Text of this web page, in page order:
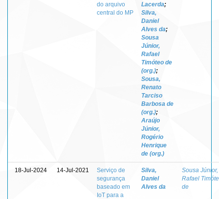
do arquivo
central do MP
Lacerda;
Silva,
Daniel
Alves da;
Sousa
Júnior,
Rafael
Timóteo de
(org.);
Sousa,
Renato
Tarciso
Barbosa de
(org.);
Araújo
Júnior,
Rogério
Henrique
de (org.)
18-Jul-2024 14-Jul-2021
Serviço de
segurança
baseado em
IoT para a
Silva,
Daniel
Alves da
Sousa Júnior,
Rafael
de